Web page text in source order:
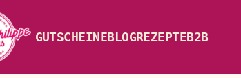
GUTSCHEINEBLOGREZEPTEB2B